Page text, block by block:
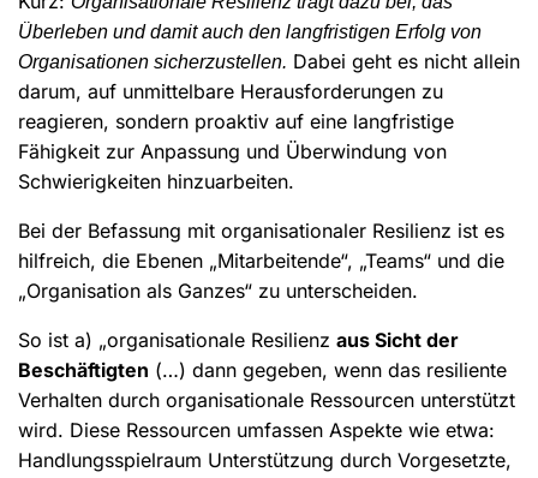
Überleben und damit auch den langfristigen Erfolg von
Organisationen sicherzustellen. Dabei geht es nicht allein
darum, auf unmittelbare Herausforderungen zu
reagieren, sondern proaktiv auf eine langfristige
Fähigkeit zur Anpassung und Überwindung von
Schwierigkeiten hinzuarbeiten.
Bei der Befassung mit organisationaler Resilienz ist es
hilfreich, die Ebenen „Mitarbeitende“, „Teams“ und die
„Organisation als Ganzes“ zu unterscheiden.
So ist a) „organisationale Resilienz aus Sicht der
Beschäftigten (…) dann gegeben, wenn das resiliente
Verhalten durch organisationale Ressourcen unterstützt
wird. Diese Ressourcen umfassen Aspekte wie etwa:
Handlungsspielraum Unterstützung durch Vorgesetzte,